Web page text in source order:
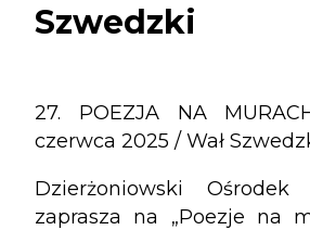
Szwedzki
27. POEZJA NA
czerwca 2025 / Wał
Dzierżoniowski Ośrodek
zaprasza na „Poezje na